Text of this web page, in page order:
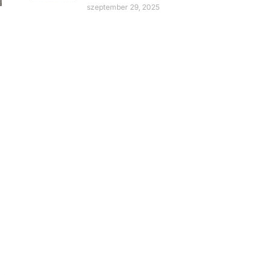
szeptember 29, 2025